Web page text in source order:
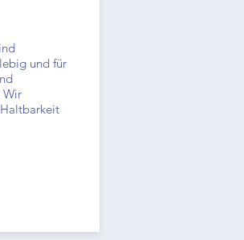
und für
Wir